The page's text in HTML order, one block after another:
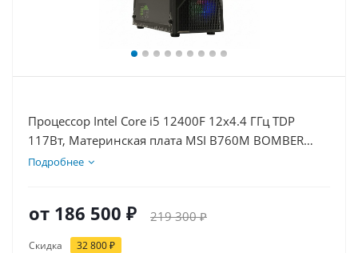
Процессор Intel Core i5 12400F 12x4.4 ГГц TDP
117Вт, Материнская плата MSI B760M BOMBER
WIFI D5, Видеокарта RTX 5060Ti 8Гб, Память
Подробнее
от 186 500 ₽ 219 300 ₽
Скидка 32 800 ₽